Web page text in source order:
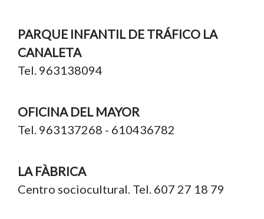
PARQUE INFANTIL DE TRÁFICO LA
CANALETA
Tel. 963138094
OFICINA DEL MAYOR
Tel. 963137268 - 610436782
LA FÀBRICA
Centro sociocultural. Tel. 607 27 18 79